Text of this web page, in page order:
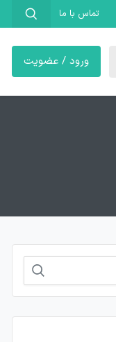
تماس با ما
ورود / عضویت